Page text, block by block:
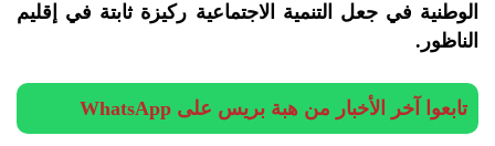
الوطنية في جعل التنمية الاجتماعية ركيزة ثابتة في إقليم
الناظور.
تابعوا آخر الأخبار من هبة بريس على WhatsApp